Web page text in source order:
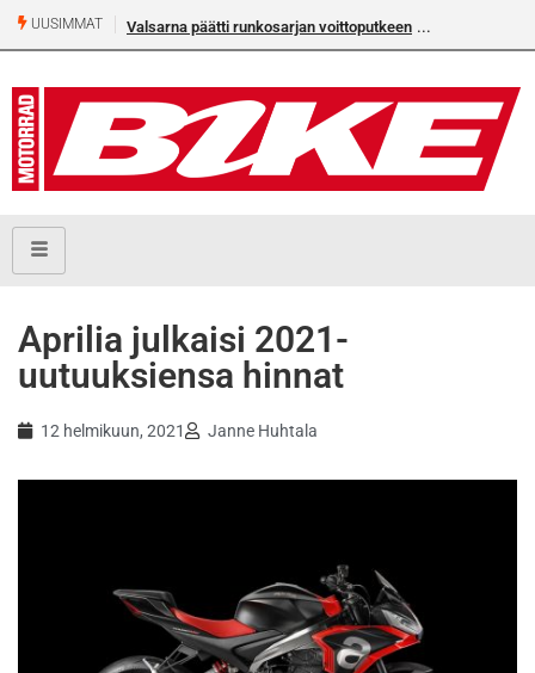
UUSIMMAT Valsarna päätti runkosarjan voittoputkeen
Aprilia julkaisi 2021-
uutuuksiensa hinnat
12 helmikuun, 2021 Janne Huhtala